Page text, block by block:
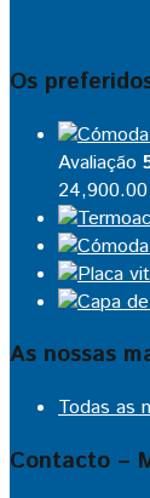
Os
Avaliação
24,900.00
As nossas
Todas as
Contacto –